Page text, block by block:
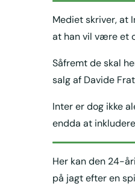
Mediet skriver, at
at han vil være et
Såfremt de skal
salg af Davide
Inter er dog ikke
endda at
Her kan den 24-
på jagt efter en